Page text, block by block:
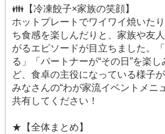
👪【冷凍餃子×家族の笑顔】
ホットプレートでワイワイ焼いた
ち食感を楽しんだりと、家族や友
がるエピソードが目立ちました。
る」「パートナーが“その日”を楽
ど、食卓の主役になっている様子
みなさんの“わが家流イベントメニ
共有してください！
★【全体まとめ】